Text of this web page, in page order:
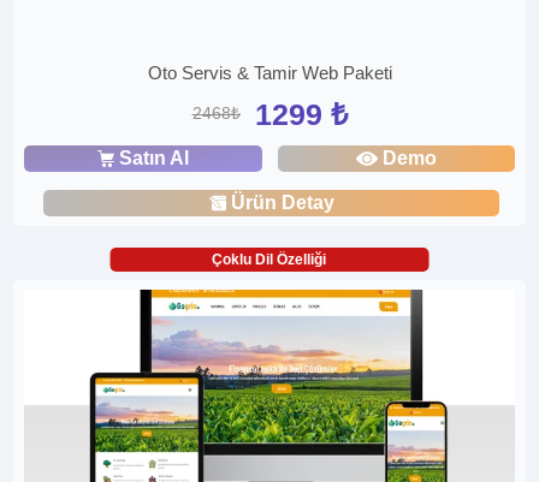
Oto Servis & Tamir Web Paketi
2468₺ 1299 ₺
Satın Al Demo
Ürün Detay
Çoklu Dil Özelliği